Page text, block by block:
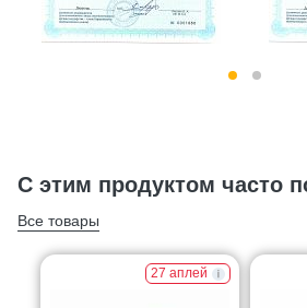
С этим продуктом часто
Все товары
27 аплей